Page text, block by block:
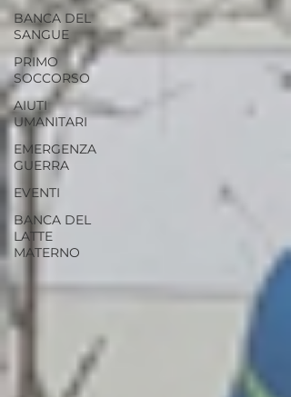
BANCA DEL
SANGUE
PRIMO
SOCCORSO
AIUTI
UMANITARI
EMERGENZA
GUERRA
EVENTI
BANCA DEL
LATTE
MATERNO